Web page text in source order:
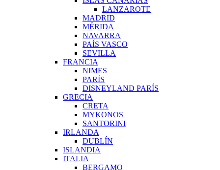
LANZAROTE
MADRID
MÉRIDA
NAVARRA
PAÍS VASCO
SEVILLA
FRANCIA
NIMES
PARÍS
DISNEYLAND PARÍS
GRECIA
CRETA
MYKONOS
SANTORINI
IRLANDA
DUBLÍN
ISLANDIA
ITALIA
BERGAMO